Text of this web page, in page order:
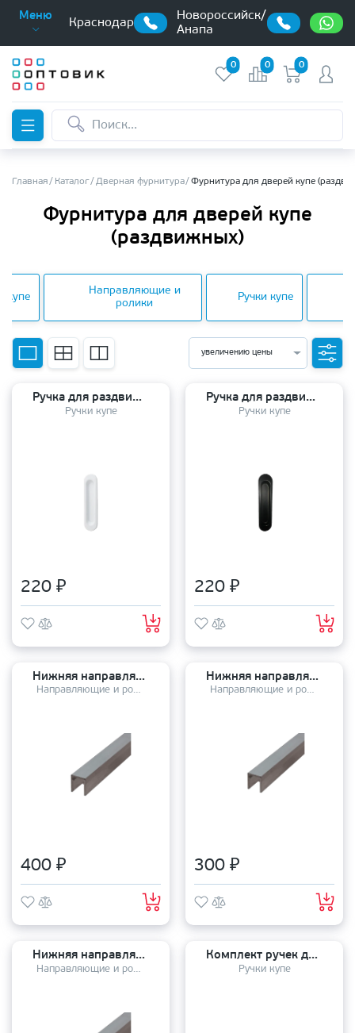
Меню
Краснодар
Новороссийск/
Анапа
0 0 0
Главная Каталог Дверная фурнитура Фурнитура для дверей купе
Фурнитура для дверей купе
(раздвижных)
купе
Направляющие и
ролики
Ручки купе
увеличению цены
Ручка для раздвижных дверей (1 шт) YMlock-01 White
Ручки купе
220 ₽
Ручка для раздвижных дверей (1 шт) YMlock-01 BL
Ручки купе
220 ₽
Нижняя направляющая для дверей купе 1 метр
Направляющие и ролики
400 ₽
Нижняя направляющая для дверей купе 1 метр
Направляющие и ролики
300 ₽
Нижняя направляющая для дверей купе Vantage 1 метр (10мм)
Направляющие и ролики
Комплект ручек для раздвижных дверей (2 шт) Sliding HANDLE Black
Ручки купе